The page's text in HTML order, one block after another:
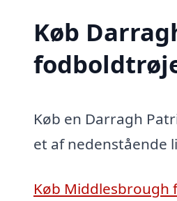
Køb
Køb en Darragh
et af nedenstående
Køb Middlesbrough